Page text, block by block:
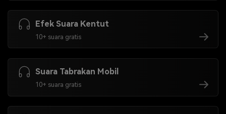
Efek Suara Kentut
10+ suara gratis
Suara Tabrakan Mobil
10+ suara gratis